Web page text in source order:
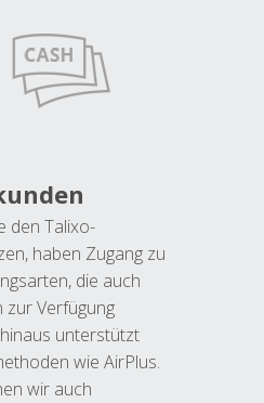
den Talixo-
haben Zugang zu
die auch
zur Verfügung
unterstützt
wie AirPlus.
wir auch